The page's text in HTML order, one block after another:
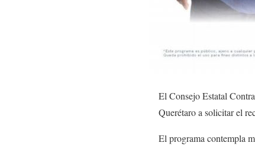
El Consejo Estatal
Querétaro a solicitar el
El programa contempla